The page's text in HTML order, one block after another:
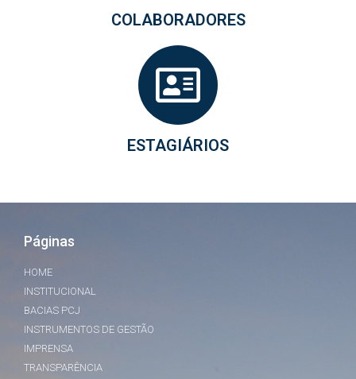
COLABORADORES
ESTAGIÁRIOS
Páginas
HOME
INSTITUCIONAL
BACIAS PCJ
INSTRUMENTOS DE GESTÃO
IMPRENSA
TRANSPARÊNCIA